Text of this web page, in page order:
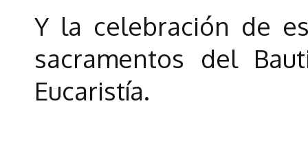
Y la celebración de
sacramentos del
Eucaristía.